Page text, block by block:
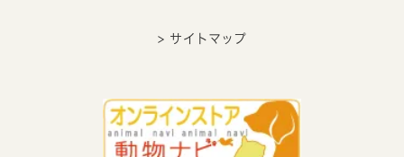
> サイトマップ